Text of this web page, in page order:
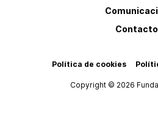
Contacto
Política de cookies
Copyright © 2026